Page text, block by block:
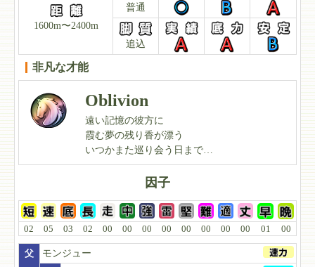
1600m〜2400m
普通
追込
非凡な才能
Oblivion
遠い記憶の彼方に
霞む夢の残り香が漂う
いつかまた巡り会う日まで…
因子
02 05 03 02 00 00 00 00 00 00 00 00 01 00
父
モンジュー